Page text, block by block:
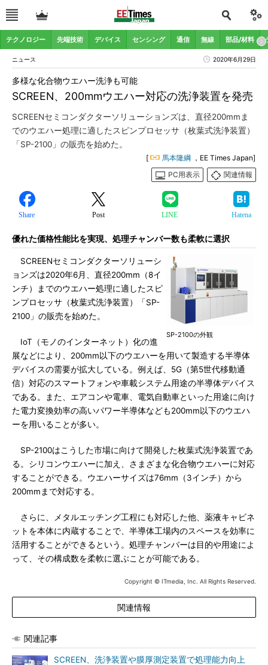
テクノロジー 先端技術 デバイス センシング 通信 無線 部品/材料
ニュース 2020年6月29日
SCREEN、200mmウエハー対応の洗浄装置を発売
多様な化合物ウエハー洗浄も可能
SCREENセミコンダクターソリューションズは、直径200mmま
でのウエハー処理に適したスピンプロセッサ（枚葉式洗浄装置）
「SP-2100」の販売を始めた。
[ 馬本隆綱 ，EE Times Japan]
PC用表示
関連情報
Share Post LINE Hatena
優れた価格性能比を実現、処理チャンバー数も柔軟に選択
SP-2100の外観
SCREENセミコンダクターソリューシ
ョンズは2020年6月、直径200mm（8イ
ンチ）までのウエハー処理に適したスピ
ンプロセッサ（枚葉式洗浄装置）「SP-
2100」の販売を始めた。
IoT（モノのインターネット）化の進
展などにより、200mm以下のウエハーを用いて製造する半導体
デバイスの需要が拡大している。例えば、5G（第5世代移動通
信）対応のスマートフォンや車載システム用途の半導体デバイス
である。また、エアコンや電車、電気自動車といった用途に向け
た電力変換効率の高いパワー半導体なども200mm以下のウエハ
ーを用いることが多い。
SP-2100はこうした市場に向けて開発した枚葉式洗浄装置であ
る。シリコンウエハーに加え、さまざまな化合物ウエハーに対応
することができる。ウエハーサイズは76mm（3インチ）から
200mmまで対応する。
さらに、メタルエッチング工程にも対応した他、薬液キャビネ
ットを本体に内蔵することで、半導体工場内のスペースを効率に
活用することができるという。処理チャンバーは目的や用途によ
って、その構成数を柔軟に選ぶことが可能である。
Copyright © ITmedia, Inc. All Rights Reserved.
関連情報
関連記事
SCREEN、洗浄装置や膜厚測定装置で処理能力向上